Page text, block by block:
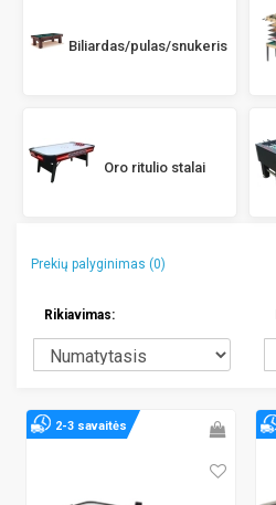
Biliardas/pulas/snukeris
Oro ritulio stalai
Prekių palyginimas (0)
Rikiavimas:
2-3 savaitės